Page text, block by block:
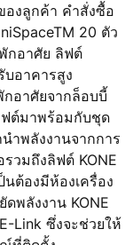
องลูกค้า คำสั่งซื้อ
20 ตัว
กอาศัย ลิฟต์
บอาคารสูง
กอาศัยจากล็อบบี้
ต์มาพร้อมกับชุด
ำพลังงานจากการ
วมถึงลิฟต์ KONE
นต้องมีห้องเครื่อง
พลังงาน KONE
Link ซึ่งจะช่วยให้